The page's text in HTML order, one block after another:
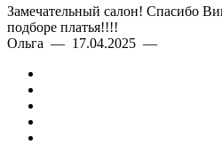
Замечательный салон! Спасибо
подборе платья!!!!
Ольга — 17.04.2025 —